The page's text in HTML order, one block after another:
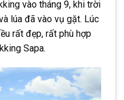
vào tháng 9, khi trời
lúa đã vào vụ gặt. Lúc
rất đẹp, rất phù hợp
Sapa.